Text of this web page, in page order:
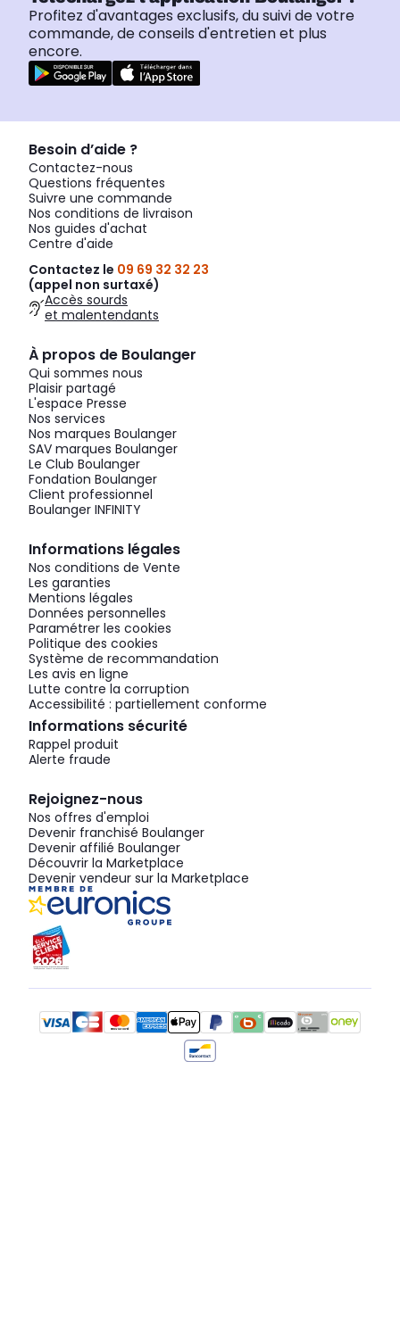
Profitez d'avantages exclusifs, du suivi de votre
commande, de conseils d'entretien et plus
encore.
Besoin d’aide ?
Contactez-nous
Questions fréquentes
Suivre une commande
Nos conditions de livraison
Nos guides d'achat
Centre d'aide
Contactez le 09 69 32 32 23
(appel non surtaxé)
Accès sourds
et malentendants
À propos de Boulanger
Qui sommes nous
Plaisir partagé
L'espace Presse
Nos services
Nos marques Boulanger
SAV marques Boulanger
Le Club Boulanger
Fondation Boulanger
Client professionnel
Boulanger INFINITY
Informations légales
Nos conditions de Vente
Les garanties
Mentions légales
Données personnelles
Paramétrer les cookies
Politique des cookies
Système de recommandation
Les avis en ligne
Lutte contre la corruption
Accessibilité : partiellement conforme
Informations sécurité
Rappel produit
Alerte fraude
Rejoignez-nous
Nos offres d'emploi
Devenir franchisé Boulanger
Devenir affilié Boulanger
Découvrir la Marketplace
Devenir vendeur sur la Marketplace